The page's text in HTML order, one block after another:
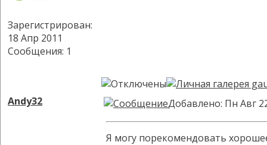
Зарегистрирован:
18 Апр 2011
Сообщения: 1
Andy32 Добавлено: Пн Авг
Я могу порекомендовать